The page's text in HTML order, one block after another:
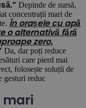
Depinde de sursă,
concentrații mari de
În orașele cu apă
o alternativă fără
zero.
Da, dar poți reduce
care pierd mai
folosește soluții de
gesturi reduc
mari